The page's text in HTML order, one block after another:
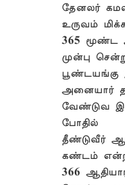
தேனலர்
உருவம்
365 மூண்ட
முன்பு
அனையார்
வேண்டுவ
போதில்
தீண்டுவீர்
கண்டம்
366